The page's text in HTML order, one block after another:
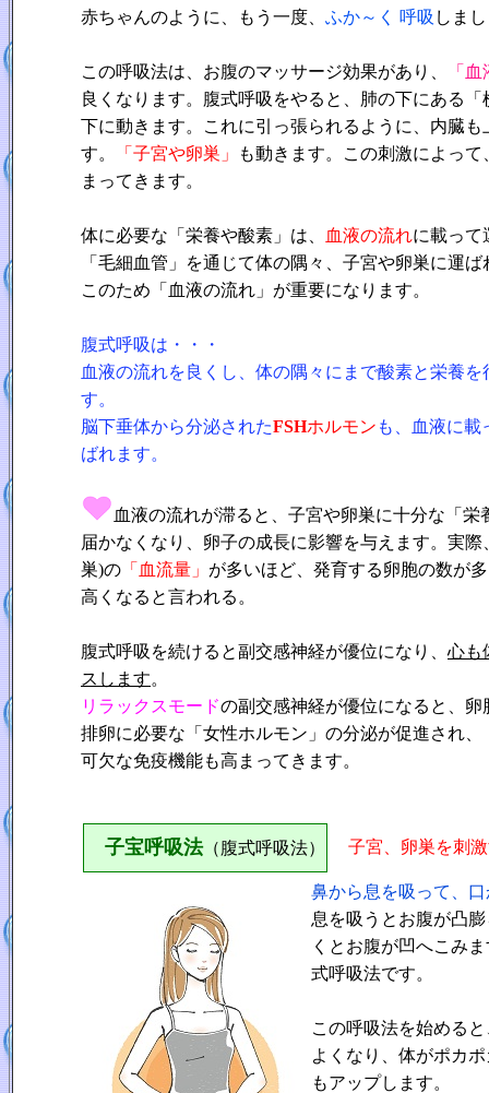
赤ちゃんのように、もう一度、 ふか～く 呼吸 しま
この呼吸法は、お腹のマッサージ効果があり、
「
良くなります。腹式呼吸をやると、肺の下にある「
下に動きます。これに引っ張られるように、内臓も
す。
「子宮や卵巣」
も動きます。この刺激によって
まってきます。
体に必要な「栄養や酸素」は、 血液の流れに載って
「毛細血管」を通じて体の隅々、子宮や卵巣に運ば
このため「血液の流れ」が重要になります。
腹式呼吸は・・・
血液の流れを良くし、体の隅々にまで酸素と栄養を
す。
脳下垂体から分泌されたFSHホルモン も、血液に載
ばれます。
血液の流れが滞ると、子宮や卵巣に十分な「栄
届かなくなり、卵子の成長に影響を与えます。実際
巣)の 「血流量」 が多いほど、発育する卵胞の数が
高くなると言われる。
腹式呼吸を続けると副交感神経が優位になり、 心も
スします。
リラックスモードの副交感神経が優位になると、卵
排卵に必要な「女性ホルモン」の分泌が促進され、
可欠な免疫機能も高まってきます。
子宝呼吸法（腹式呼吸法） 子宮、卵巣を刺
鼻から息を吸って、
息を吸うとお腹が凸
くとお腹が凹へこみ
式呼吸法です。
この呼吸法を始めると
よくなり、体がポカ
もアップします。